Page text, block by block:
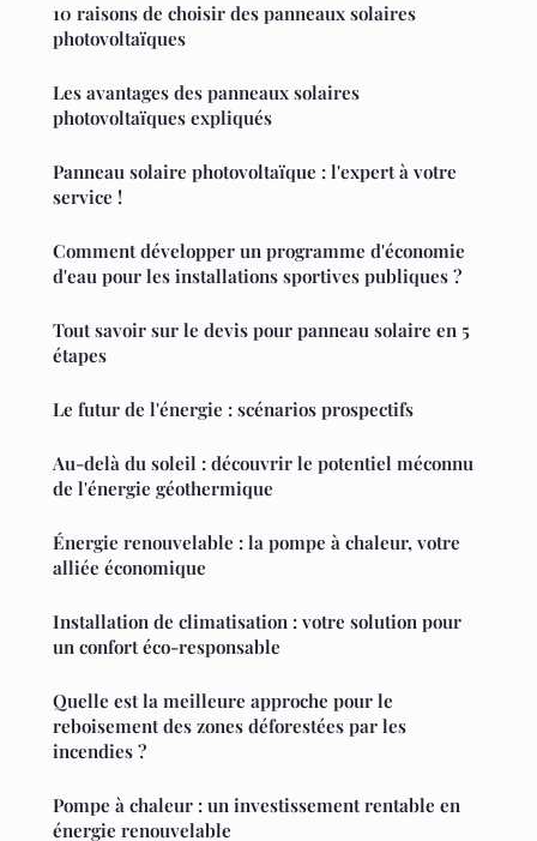
10 raisons de choisir des panneaux solaires
photovoltaïques
Les avantages des panneaux solaires
photovoltaïques expliqués
Panneau solaire photovoltaïque : l'expert à votre
service !
Comment développer un programme d'économie
d'eau pour les installations sportives publiques ?
Tout savoir sur le devis pour panneau solaire en 5
étapes
Le futur de l'énergie : scénarios prospectifs
Au-delà du soleil : découvrir le potentiel méconnu
de l'énergie géothermique
Énergie renouvelable : la pompe à chaleur, votre
alliée économique
Installation de climatisation : votre solution pour
un confort éco-responsable
Quelle est la meilleure approche pour le
reboisement des zones déforestées par les
incendies ?
Pompe à chaleur : un investissement rentable en
énergie renouvelable